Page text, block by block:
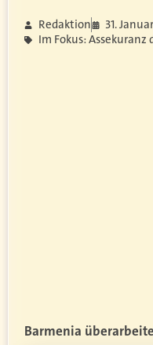
Redaktion 31.
Im Fokus:
Barmenia